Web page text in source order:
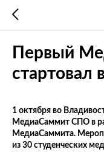
Первый
стартовал
1 октября во
МедиаСаммит СПО в
МедиаСаммита.
из 30 студенческих